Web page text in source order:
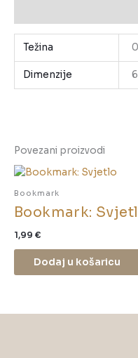
Težina
Dimenzije
Povezani proizvodi
Bookmark
Bookmark:
1,99 €
Dodaj u košaricu